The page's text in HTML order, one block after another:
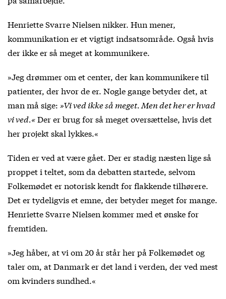
Henriette Svarre Nielsen nikker. Hun mener,
kommunikation er et vigtigt indsatsområde. Også hvis
der ikke er så meget at kommunikere.
»Jeg drømmer om et center, der kan kommunikere til
patienter, der hvor de er. Nogle gange betyder det, at
man må sige: »Vi ved ikke så meget. Men det her er hvad
vi ved.«Der er brug for så meget oversættelse, hvis det
her projekt skal lykkes.«
Tiden er ved at være gået. Der er stadig næsten lige så
proppet i teltet, som da debatten startede, selvom
Folkemødet er notorisk kendt for flakkende tilhørere.
Det er tydeligvis et emne, der betyder meget for mange.
Henriette Svarre Nielsen kommer med et ønske for
fremtiden.
»Jeg håber, at vi om 20 år står her på Folkemødet og
taler om, at Danmark er det land i verden, der ved mest
om kvinders sundhed.«